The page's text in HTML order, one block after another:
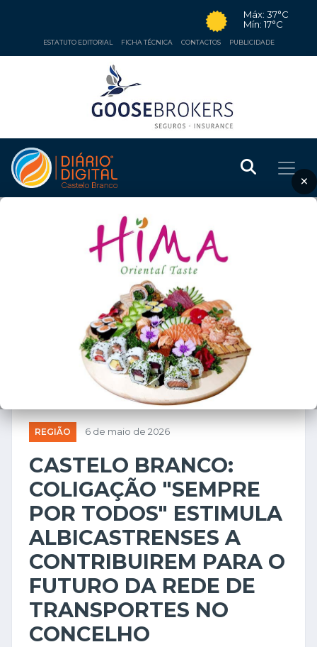
Máx: 37°C
Mín: 17°C
ESTATUTO EDITORIAL FICHA TÉCNICA CONTACTOS PUBLICIDADE
×
REGIÃO 6 de maio de 2026
CASTELO BRANCO:
COLIGAÇÃO "SEMPRE
POR TODOS" ESTIMULA
ALBICASTRENSES A
CONTRIBUIREM PARA O
FUTURO DA REDE DE
TRANSPORTES NO
CONCELHO